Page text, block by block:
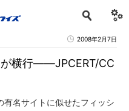
2008年2月7日
が横行――JPCERT/CC
有名サイトに似せたフィッシ